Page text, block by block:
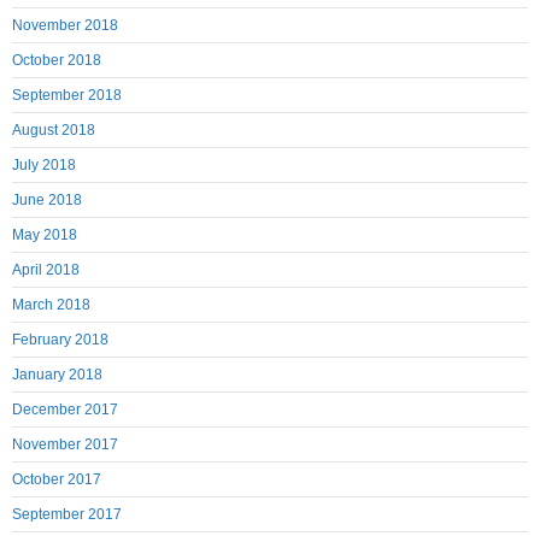
November 2018
October 2018
September 2018
August 2018
July 2018
June 2018
May 2018
April 2018
March 2018
February 2018
January 2018
December 2017
November 2017
October 2017
September 2017